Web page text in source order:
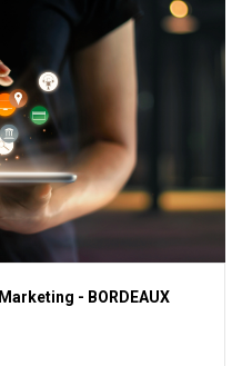
- BORDEAUX